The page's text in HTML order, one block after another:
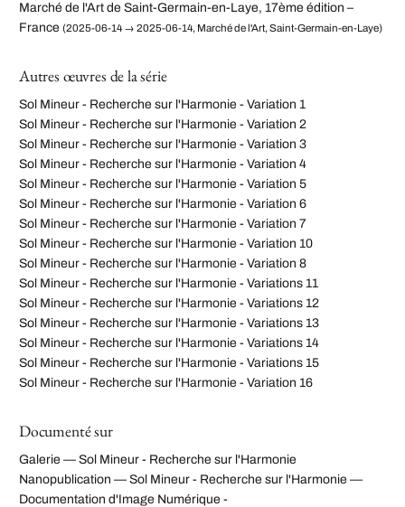
Marché de l'Art de Saint-Germain-en-Laye, 17ème édition –
France (2025-06-14 → 2025-06-14, Marché de l'Art, Saint-Germain-en-Laye)
Autres œuvres de la série
Sol Mineur - Recherche sur l'Harmonie - Variation 1
Sol Mineur - Recherche sur l'Harmonie - Variation 2
Sol Mineur - Recherche sur l'Harmonie - Variation 3
Sol Mineur - Recherche sur l'Harmonie - Variation 4
Sol Mineur - Recherche sur l'Harmonie - Variation 5
Sol Mineur - Recherche sur l'Harmonie - Variation 6
Sol Mineur - Recherche sur l'Harmonie - Variation 7
Sol Mineur - Recherche sur l'Harmonie - Variation 10
Sol Mineur - Recherche sur l'Harmonie - Variation 8
Sol Mineur - Recherche sur l'Harmonie - Variations 11
Sol Mineur - Recherche sur l'Harmonie - Variations 12
Sol Mineur - Recherche sur l'Harmonie - Variations 13
Sol Mineur - Recherche sur l'Harmonie - Variations 14
Sol Mineur - Recherche sur l'Harmonie - Variations 15
Sol Mineur - Recherche sur l'Harmonie - Variation 16
Documenté sur
Galerie — Sol Mineur - Recherche sur l'Harmonie
Nanopublication — Sol Mineur - Recherche sur l'Harmonie —
Documentation d'Image Numérique -